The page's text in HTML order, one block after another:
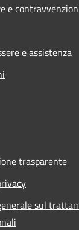
e
e assistenza
trasparente
sul